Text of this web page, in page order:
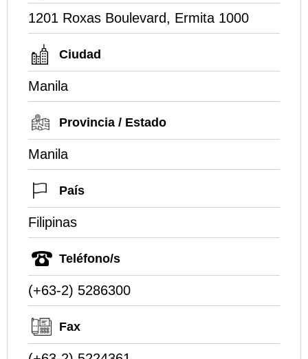
1201 Roxas Boulevard, Ermita 1000
Ciudad
Manila
Provincia / Estado
Manila
País
Filipinas
Teléfono/s
(+63-2) 5286300
Fax